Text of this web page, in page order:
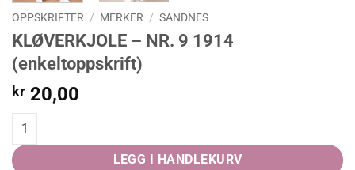
OPPSKRIFTER / MERKER / SANDNES
KLØVERKJOLE – NR. 9 1914
(enkeltoppskrift)
kr 20,00
KLØVERKJOLE - NR. 9 1914 (enkeltoppskrift) quantity
LEGG I HANDLEKURV